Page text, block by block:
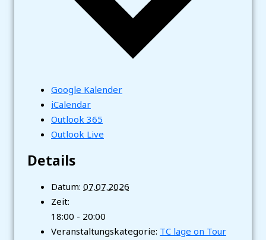
Google Kalender
iCalendar
Outlook 365
Outlook Live
Details
Datum: 07.07.2026
Zeit:
18:00 - 20:00
Veranstaltungskategorie: TC lage on Tour